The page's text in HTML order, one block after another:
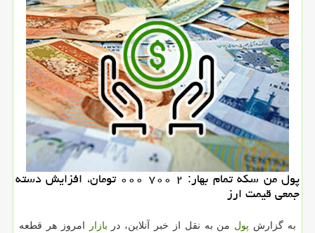
پول من سكه تمام بهار: ۲ ۷۰۰ ۰۰۰ تومان، افزایش دسته
جمعی قیمت ارز
به گزارش پول من به نقل از خبر آنلاین، در بازار
امروز هر قطعه